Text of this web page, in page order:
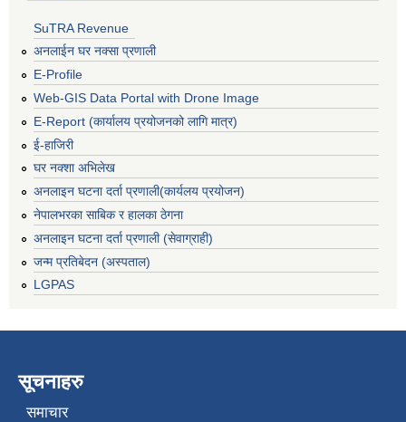
SuTRA Revenue
अनलाईन घर नक्सा प्रणाली
E-Profile
Web-GIS Data Portal with Drone Image
E-Report (कार्यालय प्रयोजनको लागि मात्र)
ई-हाजिरी
घर नक्शा अभिलेख
अनलाइन घटना दर्ता प्रणाली(कार्यलय प्रयोजन)
नेपालभरका साबिक र हालका ठेगना
अनलाइन घटना दर्ता प्रणाली (सेवाग्राही)
जन्म प्रतिबेदन (अस्पताल)
LGPAS
सूचनाहरु
समाचार